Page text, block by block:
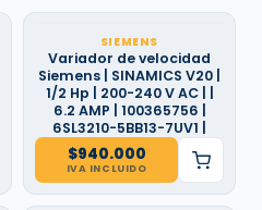
SIEMENS
Variador de velocidad
Siemens | SINAMICS V20 |
1/2 Hp | 200-240 V AC | |
6.2 AMP | 100365756 |
6SL3210-5BB13-7UV1 |
$940.000
IVA INCLUIDO